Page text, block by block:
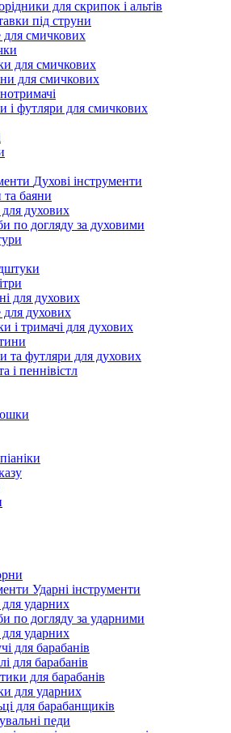
для скрипок і альтів
під струни
для смичкових
для смичкових
для смичкових
і футляри для смичкових
Духові інструменти
баяни
духових
по догляду за духовими
для духових
для духових
і тримачі для духових
та футляри для духових
і пеннівістл
Ударні інструменти
ударних
по догляду за ударними
ударних
для барабанів
для барабанів
для барабанів
для ударних
для барабанщиків
педи